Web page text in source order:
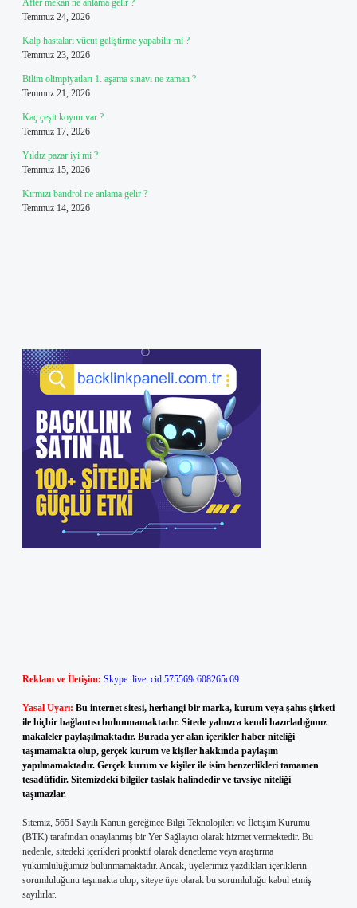
After mekan ne anlama gelir ?
Temmuz 24, 2026
Kalp hastaları vücut geliştirme yapabilir mi ?
Temmuz 23, 2026
Bilim olimpiyatları 1. aşama sınavı ne zaman ?
Temmuz 21, 2026
Kaç çeşit koyun var ?
Temmuz 17, 2026
Yıldız pazar iyi mi ?
Temmuz 15, 2026
Kırmızı bandrol ne anlama gelir ?
Temmuz 14, 2026
Reklam ve İletişim: Skype: live:.cid.575569c608265c69
Yasal Uyarı: Bu internet sitesi, herhangi bir marka, kurum veya şahıs şirketi
ile hiçbir bağlantısı bulunmamaktadır. Sitede yalnızca kendi hazırladığımız
makaleler paylaşılmaktadır. Burada yer alan içerikler haber niteliği
taşımamakta olup, gerçek kurum ve kişiler hakkında paylaşım
yapılmamaktadır. Gerçek kurum ve kişiler ile isim benzerlikleri tamamen
tesadüfidir. Sitemizdeki bilgiler taslak halindedir ve tavsiye niteliği
taşımazlar.
Sitemiz, 5651 Sayılı Kanun gereğince Bilgi Teknolojileri ve İletişim Kurumu
(BTK) tarafından onaylanmış bir Yer Sağlayıcı olarak hizmet vermektedir. Bu
nedenle, sitedeki içerikleri proaktif olarak denetleme veya araştırma
yükümlülüğümüz bulunmamaktadır. Ancak, üyelerimiz yazdıkları içeriklerin
sorumluluğunu taşımakta olup, siteye üye olarak bu sorumluluğu kabul etmiş
sayılırlar.